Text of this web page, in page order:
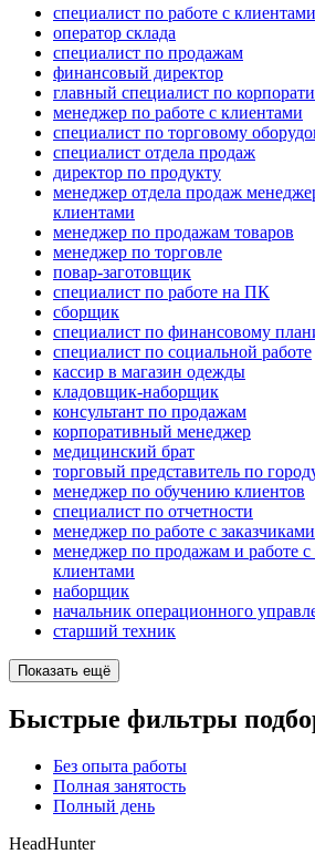
специалист по работе с клиентами
оператор склада
специалист по продажам
финансовый директор
главный специалист по
менеджер по работе с клиентами
специалист по торговому
специалист отдела продаж
директор по продукту
менеджер отдела продаж
клиентами
менеджер по продажам товаров
менеджер по торговле
повар-заготовщик
специалист по работе на ПК
сборщик
специалист по финансовому
специалист по социальной работе
кассир в магазин одежды
кладовщик-наборщик
консультант по продажам
корпоративный менеджер
медицинский брат
торговый представитель по
менеджер по обучению клиентов
специалист по отчетности
менеджер по работе с заказчиками
менеджер по продажам и работе
клиентами
наборщик
начальник операционного
старший техник
Показать ещё
Быстрые фильтры
Без опыта работы
Полная занятость
Полный день
HeadHunter